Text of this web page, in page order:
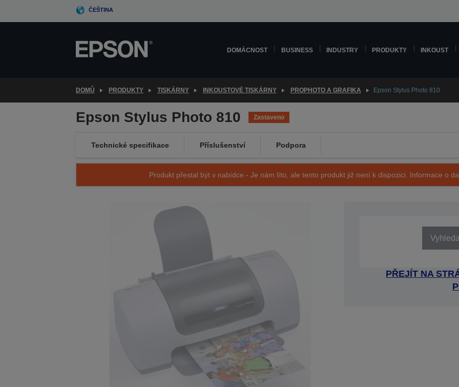
ČEŠTINA
DOMÁCNOST BUSINESS INDUSTRY PRODUKTY INKOUST
DOMŮ PRODUKTY TISKÁRNY INKOUSTOVÉ TISKÁRNY PROPHOTO A GRAFIKA Epson Stylus Photo 810
Epson Stylus Photo 810 Zastaveno
Technické specifikace Příslušenství Podpora
Produkt přestal být v nabídce - Je nám líto, ale tento produkt již není k dispozici. Informace o
PŘEJÍT NA